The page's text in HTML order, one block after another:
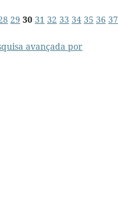
29 30 31 32 33 34 35 36 37
avançada por